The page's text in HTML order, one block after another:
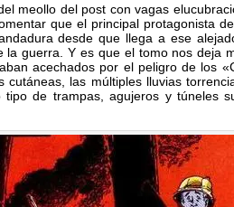
meollo del post con vagas
que el principal protagonista
desde que llega a ese
la guerra. Y es que el tomo nos deja
acechados por el peligro de los
cutáneas, las múltiples lluvias
tipo de trampas, agujeros y túneles